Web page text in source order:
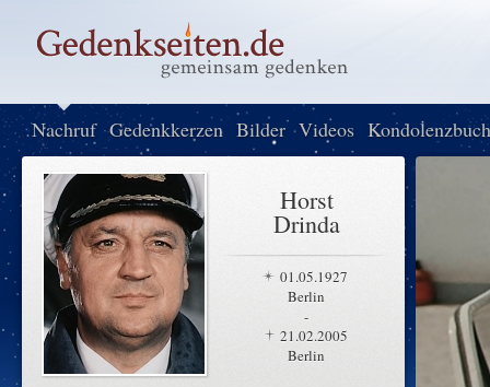
Nachruf Gedenkkerzen Bilder Videos Kondolenzbuch
Horst
Drinda
01.05.1927
Berlin
-
21.02.2005
Berlin